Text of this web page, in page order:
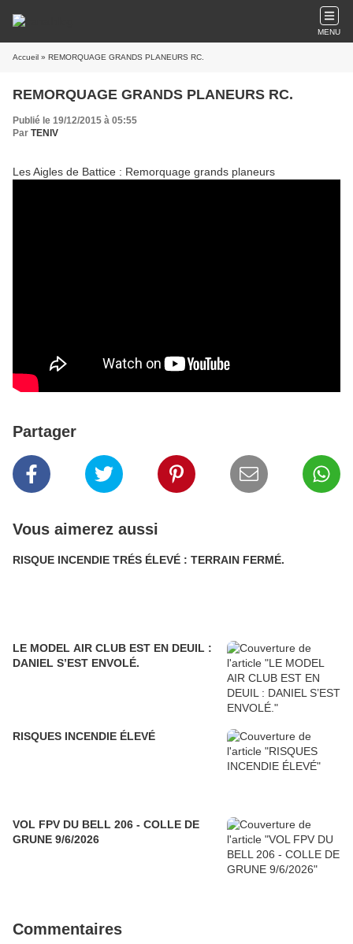
MENU
Accueil » REMORQUAGE GRANDS PLANEURS RC.
REMORQUAGE GRANDS PLANEURS RC.
Publié le 19/12/2015 à 05:55
Par TENIV
Les Aigles de Battice : Remorquage grands planeurs
Partager
Vous aimerez aussi
RISQUE INCENDIE TRÉS ÉLEVÉ : TERRAIN FERMÉ.
LE MODEL AIR CLUB EST EN DEUIL :
DANIEL S’EST ENVOLÉ.
RISQUES INCENDIE ÉLEVÉ
VOL FPV DU BELL 206 - COLLE DE
GRUNE 9/6/2026
Commentaires